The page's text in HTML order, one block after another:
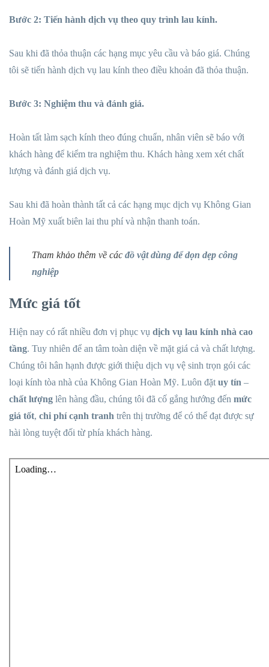
Bước 2: Tiến hành dịch vụ theo quy trình lau kính.
Sau khi đã thỏa thuận các hạng mục yêu cầu và báo giá. Chúng
tôi sẽ tiến hành dịch vụ lau kính theo điều khoản đã thỏa thuận.
Bước 3: Nghiệm thu và đánh giá.
Hoàn tất làm sạch kính theo đúng chuẩn, nhân viên sẽ báo với
khách hàng để kiểm tra nghiệm thu. Khách hàng xem xét chất
lượng và đánh giá dịch vụ.
Sau khi đã hoàn thành tất cả các hạng mục dịch vụ Không Gian
Hoàn Mỹ xuất biên lai thu phí và nhận thanh toán.
Tham khảo thêm về các đồ vật dùng để dọn dẹp công
nghiệp
Mức giá tốt
Hiện nay có rất nhiều đơn vị phục vụ dịch vụ lau kính nhà cao
tầng. Tuy nhiên để an tâm toàn diện về mặt giá cả và chất lượng.
Chúng tôi hân hạnh được giới thiệu dịch vụ vệ sinh trọn gói các
loại kính tòa nhà của Không Gian Hoàn Mỹ. Luôn đặt uy tín –
chất lượng lên hàng đầu, chúng tôi đã cố gắng hướng đến mức
giá tốt, chi phí cạnh tranh trên thị trường để có thể đạt được sự
hài lòng tuyệt đối từ phía khách hàng.